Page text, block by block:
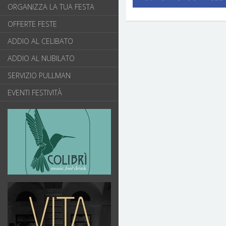
ORGANIZZA LA TUA FESTA
OFFERTE FESTE
ADDIO AL CELIBATO
ADDIO AL NUBILATO
SERVIZIO PULLMAN
EVENTI FESTIVITÀ